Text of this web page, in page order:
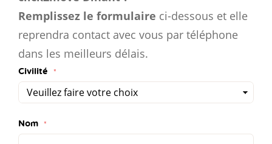
Remplissez le formulaire ci-dessous et elle
reprendra contact avec vous par téléphone
dans les meilleurs délais.
Civilité
Nom